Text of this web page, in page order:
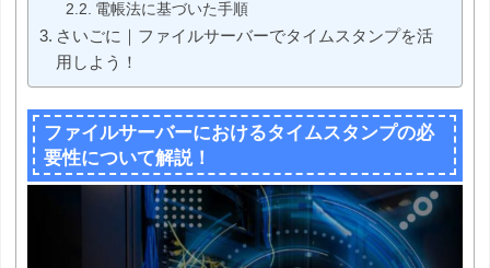
電帳法に基づいた手順
さいごに｜ファイルサーバーでタイムスタンプを活
用しよう！
ファイルサーバーにおけるタイムスタンプの必
要性について解説！